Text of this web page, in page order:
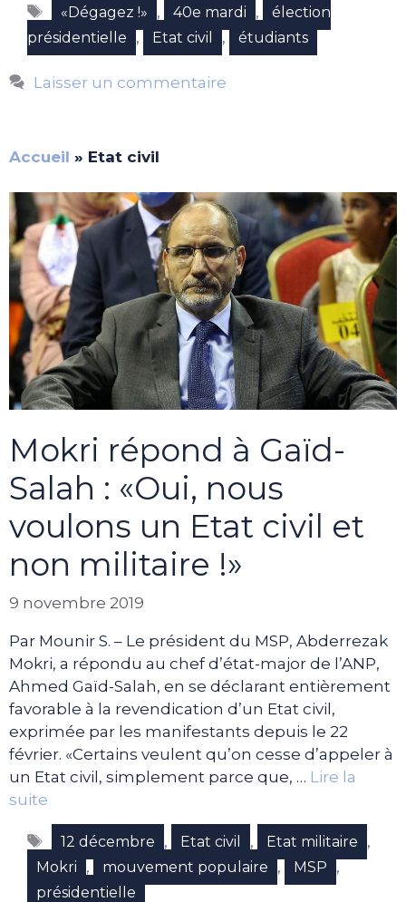
Étiquettes
«Dégagez !» , 40e mardi ,
élection
présidentielle
, Etat civil , étudiants
Laisser un commentaire
Accueil » Etat civil
Mokri répond à Gaïd-
Salah : «Oui, nous
voulons un Etat civil et
non militaire !»
9 novembre 2019
Par Mounir S. – Le président du MSP, Abderrezak
Mokri, a répondu au chef d’état-major de l’ANP,
Ahmed Gaïd-Salah, en se déclarant entièrement
favorable à la revendication d’un Etat civil,
exprimée par les manifestants depuis le 22
février. «Certains veulent qu’on cesse d’appeler à
un Etat civil, simplement parce que, … Lire la
suite
Étiquettes
12 décembre , Etat civil , Etat militaire ,
Mokri , mouvement populaire , MSP ,
présidentielle